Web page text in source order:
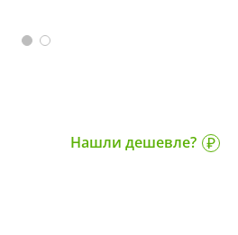
Нашли дешевле?